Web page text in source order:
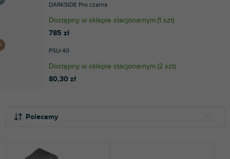
DARKSIDE Pro czarna
Dostępny w sklepie stacjonarnym(1 szt)
785 zł
PSU-40
Dostępny w sklepie stacjonarnym(2 szt)
80,30 zł
Polecamy
NAJDROŻSZE